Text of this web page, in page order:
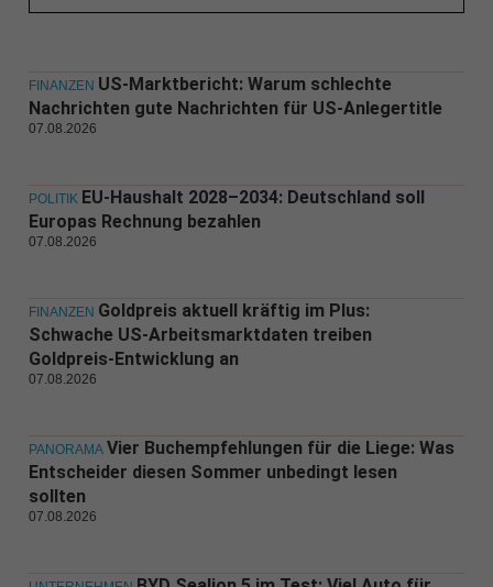
FINANZEN US-Marktbericht: Warum schlechte
Nachrichten gute Nachrichten für US-Anlegertitle
07.08.2026
POLITIK EU-Haushalt 2028–2034: Deutschland soll
Europas Rechnung bezahlen
07.08.2026
FINANZEN Goldpreis aktuell kräftig im Plus:
Schwache US-Arbeitsmarktdaten treiben
Goldpreis-Entwicklung an
07.08.2026
PANORAMA Vier Buchempfehlungen für die Liege: Was
Entscheider diesen Sommer unbedingt lesen
sollten
07.08.2026